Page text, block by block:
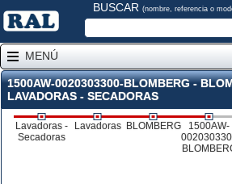
BUSCAR (nombre, referencia o
MENÚ
1500AW-0020303300-BLOMBERG -
LAVADORAS - SECADORAS
Lavadoras -
Secadoras
Lavadoras BLOMBERG
1500AW-